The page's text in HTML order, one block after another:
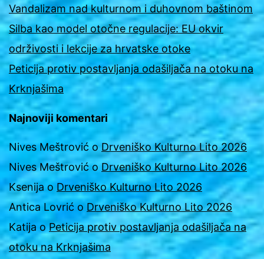
Vandalizam nad kulturnom i duhovnom baštinom
Silba kao model otočne regulacije: EU okvir
održivosti i lekcije za hrvatske otoke
Peticija protiv postavljanja odašiljača na otoku na
Krknjašima
Najnoviji komentari
Nives Meštrović o Drveniško Kulturno Lito 2026
Nives MeštrovićoDrveniško Kulturno Lito 2026
Ksenija o Drveniško Kulturno Lito 2026
Antica Lovrić o Drveniško Kulturno Lito 2026
Katija oPeticija protiv postavljanja odašiljača na
otoku na Krknjašima